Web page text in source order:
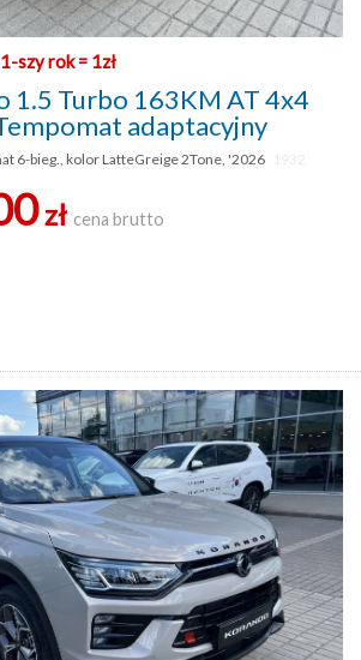
szy rok = 1zł
1.5 Turbo 163KM AT 4x4
adaptacyjny
6-bieg., kolor LatteGreige 2Tone, '2026
zł cena brutto